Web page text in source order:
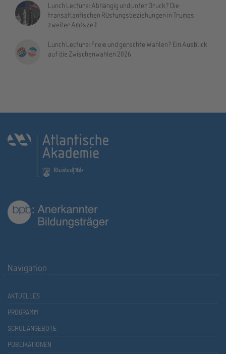
Lunch Lecture: Abhängig und unter Druck? Die
transatlantischen Rüstungsbeziehungen in Trumps
zweiter Amtszeit
Lunch Lecture: Freie und gerechte Wahlen? Ein Ausblick
auf die Zwischenwahlen 2026
Navigation
AKTUELLES
PROGRAMM
SCHULANGEBOTE
PUBLIKATIONEN